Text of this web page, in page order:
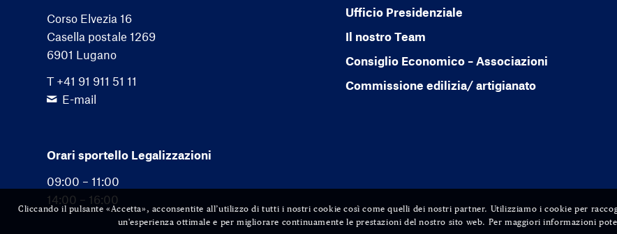
Corso Elvezia 16
Casella postale 1269
6901 Lugano
T +41 91 911 51 11
E-mail
Ufficio Presidenziale
Il nostro Team
Consiglio Economico – Associazioni
Commissione edilizia/ artigianato
Orari sportello Legalizzazioni
09:00 – 11:00
14:00 – 16:00
Cliccando il pulsante «Accetta», acconsentite all’utilizzo di tutti i nostri cookie così come quelli dei nostri partner. Utilizziamo i cookie per
un'esperienza ottimale e per migliorare continuamente le prestazioni del nostro sito web. Per maggiori informazioni